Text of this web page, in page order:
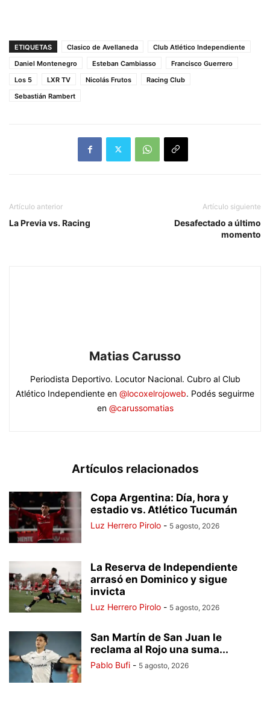
ETIQUETAS Clasico de Avellaneda
Club Atlético Independiente
Daniel Montenegro
Esteban Cambiasso
Francisco Guerrero
Los 5
LXR TV Nicolás Frutos
Racing Club
Sebastián Rambert
Artículo anterior
La Previa vs. Racing
Artículo siguiente
Desafectado a último
momento
Matias Carusso
Periodista Deportivo. Locutor Nacional. Cubro al Club
Atlético Independiente en @locoxelrojoweb. Podés seguirme
en @carussomatias
Artículos relacionados
Copa Argentina: Día, hora y
estadio vs. Atlético Tucumán
Luz Herrero Pirolo - 5 agosto, 2026
La Reserva de Independiente
arrasó en Dominico y sigue
invicta
Luz Herrero Pirolo - 5 agosto, 2026
San Martín de San Juan le
reclama al Rojo una suma...
Pablo Bufi - 5 agosto, 2026